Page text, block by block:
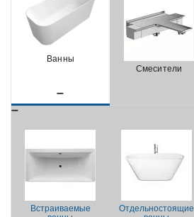
Ванны
Смесители
Встраиваемые
Отдельностоящие